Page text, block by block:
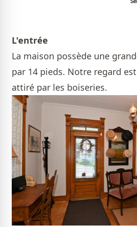
L'entrée
La maison possède une
par 14 pieds. Notre regard
attiré par les boiseries.